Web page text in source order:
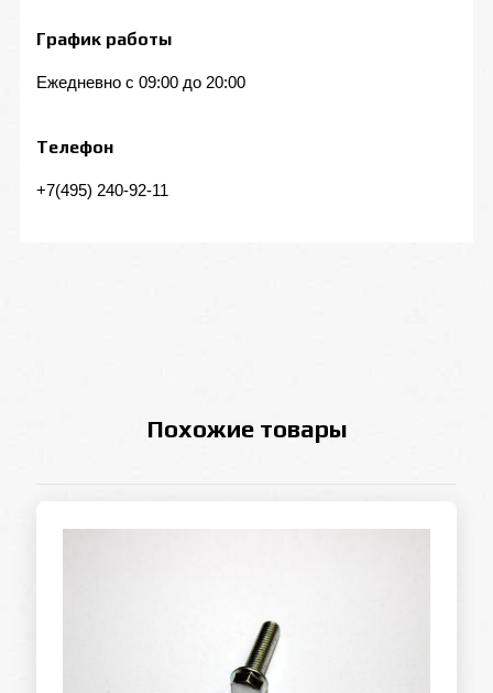
График работы
Ежедневно с 09:00 до 20:00
Телефон
+7(495) 240-92-11
Похожие товары